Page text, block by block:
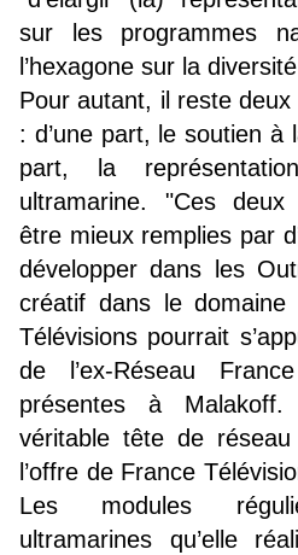
sur les programmes
l’hexagone sur la
Pour autant, il reste
: d’une part, le soutien à
part, la
ultramarine. "Ces deux
être mieux remplies par
développer dans les
créatif dans le domaine
Télévisions pourrait
de l’ex-Réseau
présentes à
véritable tête de réseau
l’offre de France
Les modules
ultramarines qu’elle